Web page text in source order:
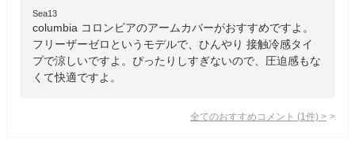
Sea13
columbia コロンビアのアームカバーがおすすめですよ。
フリーザーゼロというモデルで、ひんやり 接触冷感タイ
プで涼しいですよ。ぴったりしすぎないので、圧迫感もな
くて快適ですよ。
全てのおすすめコメント (1 件) >